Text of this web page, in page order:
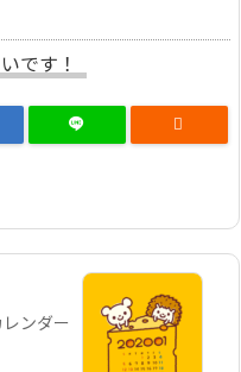
です！

ンダー